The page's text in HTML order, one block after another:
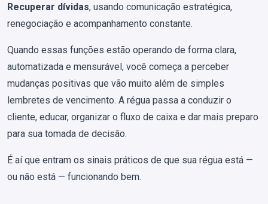
Recuperar dívidas, usando comunicação estratégica,
renegociação e acompanhamento constante.
Quando essas funções estão operando de forma clara,
automatizada e mensurável, você começa a perceber
mudanças positivas que vão muito além de simples
lembretes de vencimento. A régua passa a conduzir o
cliente, educar, organizar o fluxo de caixa e dar mais preparo
para sua tomada de decisão.
É aí que entram os sinais práticos de que sua régua está —
ou não está — funcionando bem.